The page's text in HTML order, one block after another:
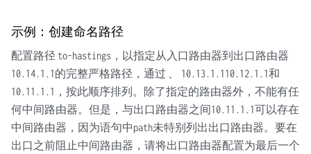
示例：创建命名路径
配置路径 to-hastings ，以指定从入口路由器到出口路由器
10.14.1.1的完整严格路径，通过 、 10.13.1.110.12.1.1和
10.11.1.1 ，按此顺序排列。除了指定的路由器外，不能有任
何中间路由器。但是，与出口路由器之间10.11.1.1可以存在
中间路由器，因为语句中path未特别列出出口路由器。要在
出口之前阻止中间路由器，请将出口路由器配置为最后一个